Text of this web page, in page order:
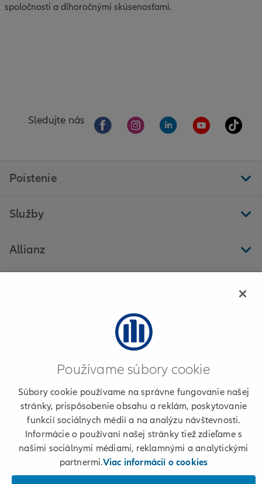
spoločnosti a dlhoročnými skúsenosťami.
Sledujte nás
Poistenie
Služby
Allianz
Podmienky používania a cookies
Osobné údaje
+421 2 50 122 222
Allianz - Emília Mochnáčová - Medzilaborce
Používame súbory cookie
Súbory cookie používame na správne fungovanie našej
stránky, prispôsobenie obsahu a reklám, poskytovanie
funkcií sociálnych médií a na analýzu návštevnosti.
Informácie o používaní našej stránky tiež zdieľame s
našimi sociálnymi médiami, reklamnými a analytickými
partnermi.Viac informácií o cookies